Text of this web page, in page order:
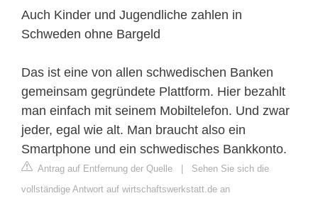
Auch Kinder und Jugendliche zahlen in
Schweden ohne Bargeld
Das ist eine von allen schwedischen Banken
gemeinsam gegründete Plattform. Hier bezahlt
man einfach mit seinem Mobiltelefon. Und zwar
jeder, egal wie alt. Man braucht also ein
Smartphone und ein schwedisches Bankkonto.
Antrag auf Entfernung der Quelle | Sehen Sie sich die
vollständige Antwort auf wirtschaftswerkstatt.de an